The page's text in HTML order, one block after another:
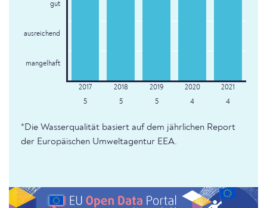
gut
ausreichend
mangelhaft
5 5 5 4 4
*Die Wasserqualität basiert auf dem jährlichen Report
der Europäischen Umweltagentur EEA.